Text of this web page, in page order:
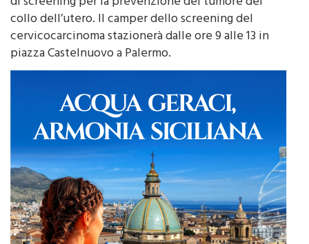
cervicocarcinoma stazionerà dalle ore 9 alle 13 in
piazza Castelnuovo a Palermo.